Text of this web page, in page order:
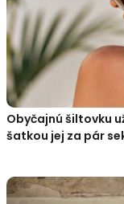
Obyčajnú šiltovku
šatkou jej za pár